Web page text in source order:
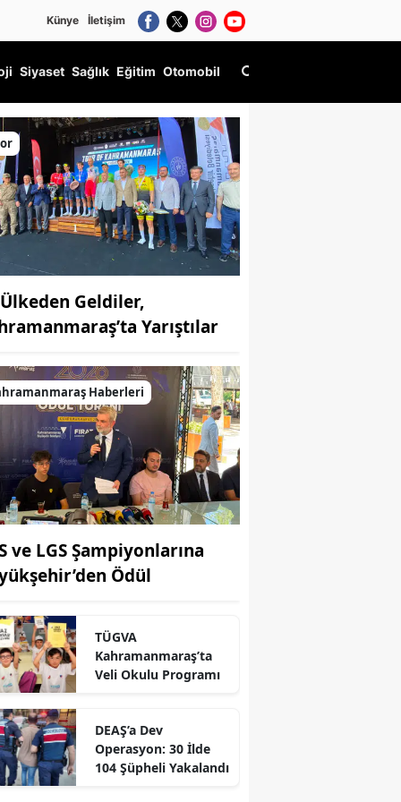
Künye İletişim
Siyaset Sağlık Eğitim Otomobil
Geldiler,
Yarıştılar
Haberleri
ve LGS Şampiyonlarına
Ödül
TÜGVA
Kahramanmaraş’ta
Veli Okulu Programı
DEAŞ’a Dev
Operasyon: 30 İlde
104 Şüpheli Yakalandı